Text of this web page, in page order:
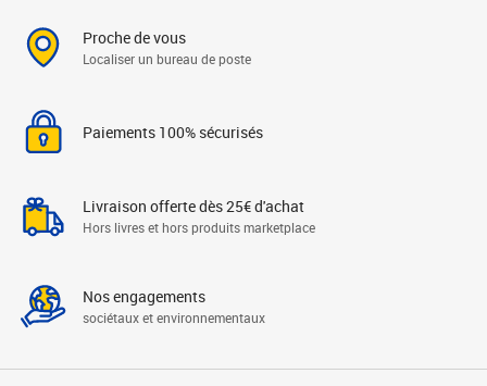
Proche de vous
Localiser un bureau de poste
Paiements 100% sécurisés
Livraison offerte dès 25€ d'achat
Hors livres et hors produits marketplace
Nos engagements
sociétaux et environnementaux